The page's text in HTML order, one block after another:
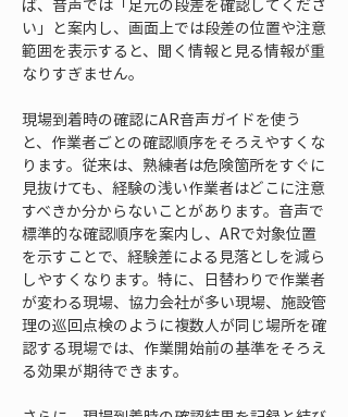
ば、音声では「足元の段差を確認してくださ
い」と案内し、画面上では段差の位置や注意
範囲を表示すると、聞く情報と見る情報が重
なりすぎません。
現場到着時の確認にAR音声ガイドを使う
と、作業者ごとの確認順序をそろえやすくな
ります。従来は、熟練者は危険箇所をすぐに
見抜けても、経験の浅い作業者はどこに注意
すべきか分からないことがあります。音声で
標準的な確認順序を案内し、ARで対象位置
を示すことで、経験差による見落としを減ら
しやすくなります。特に、日替わりで作業者
が変わる現場、協力会社が多い現場、施設管
理の巡回点検のように複数人が同じ場所を確
認する現場では、作業開始前の基準をそろえ
る効果が期待できます。